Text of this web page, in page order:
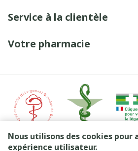
Nous utilisons des cookies pour
expérience utilisateur.
Service à la clientèle
Votre pharmacie